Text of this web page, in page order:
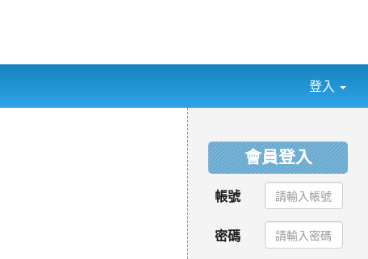
登入
會員登入
帳號
密碼